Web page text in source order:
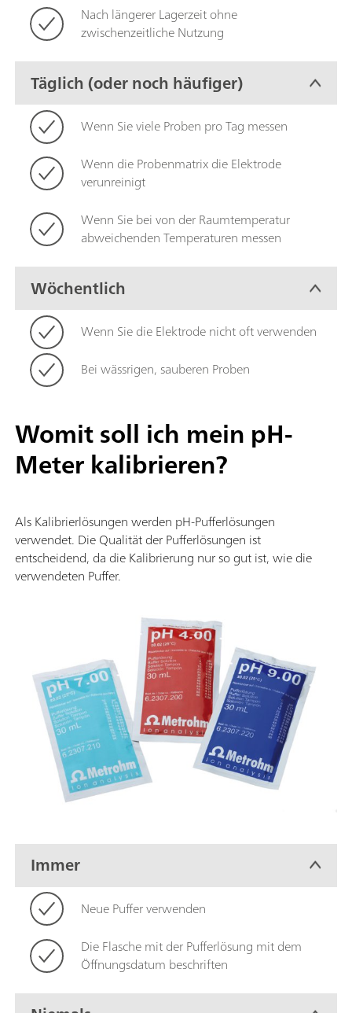
Nach längerer Lagerzeit ohne
zwischenzeitliche Nutzung
Täglich (oder noch häufiger)
Wenn Sie viele Proben pro Tag messen
Wenn die Probenmatrix die Elektrode
verunreinigt
Wenn Sie bei von der Raumtemperatur
abweichenden Temperaturen messen
Wöchentlich
Wenn Sie die Elektrode nicht oft verwenden
Bei wässrigen, sauberen Proben
Womit soll ich mein pH-
Meter kalibrieren?
Als Kalibrierlösungen werden pH-Pufferlösungen
verwendet. Die Qualität der Pufferlösungen ist
entscheidend, da die Kalibrierung nur so gut ist, wie die
verwendeten Puffer.
Immer
Neue Puffer verwenden
Die Flasche mit der Pufferlösung mit dem
Öffnungsdatum beschriften